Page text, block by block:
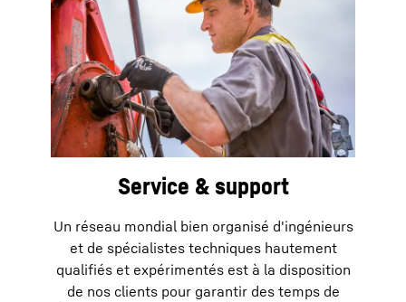
Service & support
Un réseau mondial bien organisé d'ingénieurs
et de spécialistes techniques hautement
qualifiés et expérimentés est à la disposition
de nos clients pour garantir des temps de